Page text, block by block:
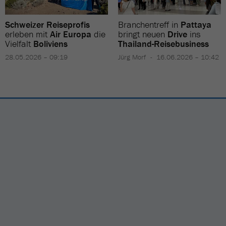
Schweizer Reiseprofis
erleben mitAir Europa die
Vielfalt Boliviens
28.05.2026 – 09:19
Branchentreff in Pattaya
bringt neuen Drive ins
Thailand-Reisebusiness
Jürg Morf 16.06.2026 – 10:42